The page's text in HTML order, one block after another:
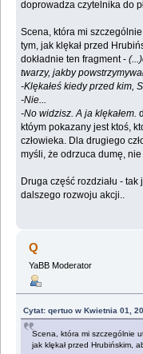
doprowadza czytelnika do
Scena, która mi
tym, jak klękał przed
dokładnie ten fragment -
twarzy, jakby
-Klękałeś kiedy przed kim,
-Nie...
-No widzisz. A ja klękałem.
któym pokazany jest ktoś,
człowieka. Dla drugiego
myśli, że odrzuca dumę,
Druga część rozdziału -
dalszego rozwoju akcji..
Q
YaBB Moderator
Cytat: qertuo w Kwietnia 01,
Scena, która mi szczególnie
jak klękał przed Hrubińskim,